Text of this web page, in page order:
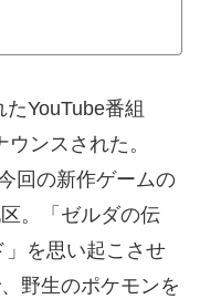
YouTube番組
ンスされた。
回の新作ゲームの
。「ゼルダの伝
を思い起こさせ
野生のポケモンを